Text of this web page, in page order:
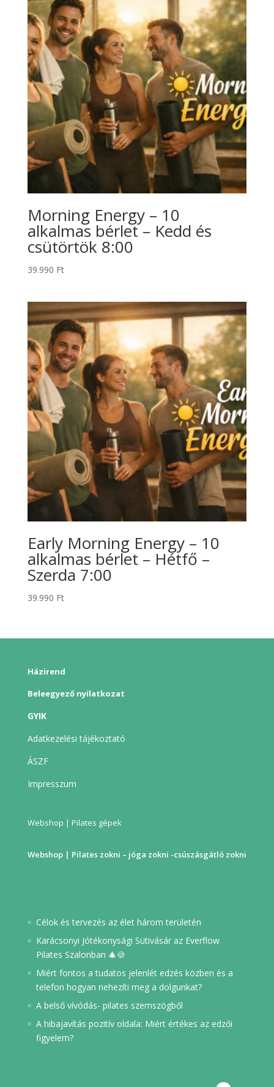
Morning Energy – 10
alkalmas bérlet – Kedd és
csütörtök 8:00
39.990 Ft
Early Morning Energy – 10
alkalmas bérlet – Hétfő –
Szerda 7:00
39.990 Ft
Házirend
Beleegyező nyilatkozat
GYIK
Adatkezelési tájékoztató
ÁSZF
Impresszum
Webshop | Pilates gépek
Webshop | Pilates zokni – jóga zokni -csúszásgátló zokni
Célok és tervezés az élet három területén
Karácsonyi Jótékonysági Sütivásár az Everflow
Pilates Szalonban 🎄🍪
Miért fontos a tudatos jelenlét edzés közben és a
telefon hogyan nehezíti meg a dolgunkat?
A belső vívódás- pilates szemszögből
A hibajavítás pozitív oldala: Miért értékes az edzői
figyelem?